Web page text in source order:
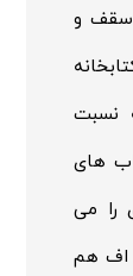
سقف و
نسبت
های
را می
اف هم